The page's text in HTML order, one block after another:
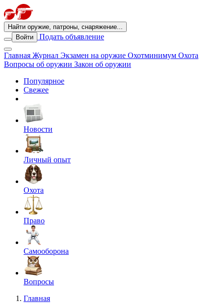
Найти оружие, патроны, снаряжение...
Войти
Подать объявление
Главная Журнал Экзамен на оружие Охотминимум Охота
Вопросы об оружии Закон об оружии
Популярное
Свежее
Новости
Личный опыт
Охота
Право
Самооборона
Вопросы
Главная